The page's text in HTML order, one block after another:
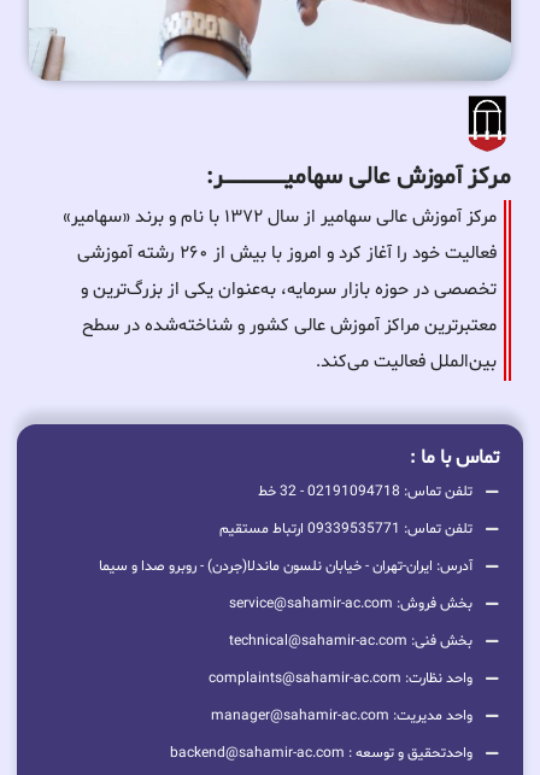
مرکز آموزش عالی سهامیـــــــــــــــــــــــــر:
مرکز آموزش عالی سهامیر از سال ۱۳۷۲ با نام و برند «سهامیر»
فعالیت خود را آغاز کرد و امروز با بیش از ۲۶۰ رشته آموزشی
تخصصی در حوزه بازار سرمایه، به‌عنوان یکی از بزرگ‌ترین و
معتبرترین مراکز آموزش عالی کشور و شناخته‌شده در سطح
بین‌الملل فعالیت می‌کند.
تماس با ما :
تلفن تماس: 02191094718 - 32 خط
تلفن تماس: 09339535771 ارتباط مستقیم
آدرس: ایران-تهران - خیابان نلسون ماندلا(جردن) - روبرو صدا و سیما
بخش فروش: service@sahamir-ac.com
بخش فنی: technical@sahamir-ac.com
واحد نظارت: complaints@sahamir-ac.com
واحد مدیریت: manager@sahamir-ac.com
واحدتحقیق و توسعه : backend@sahamir-ac.com